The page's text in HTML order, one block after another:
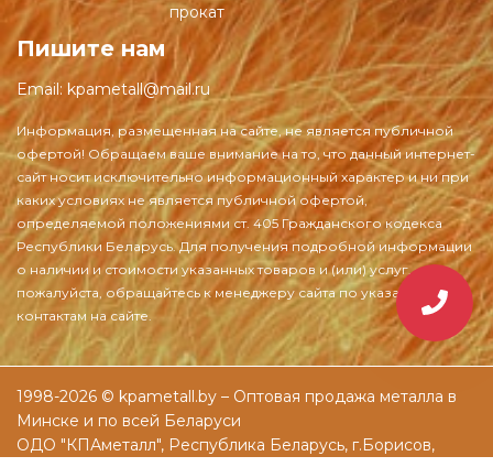
прокат
Пишите нам
Email: kpametall@mail.ru
1998-2026 © kpametall.by – Оптовая продажа металла в
Минске и по всей Беларуси
ОДО "КПАметалл", Республика Беларусь, г.Борисов,